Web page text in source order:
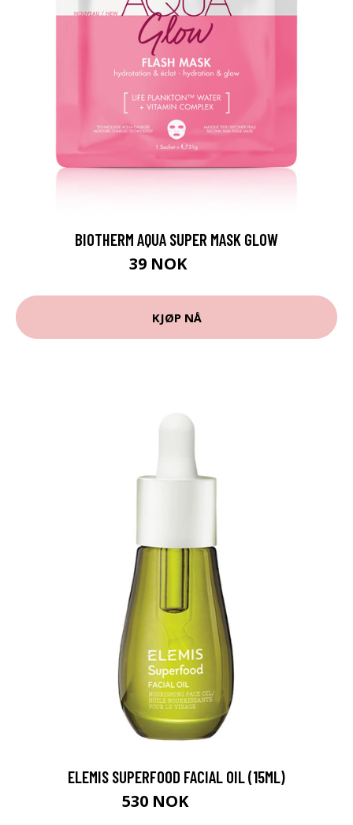
BIOTHERM AQUA SUPER MASK GLOW
39 NOK
KJØP NÅ
ELEMIS SUPERFOOD FACIAL OIL (15ML)
530 NOK